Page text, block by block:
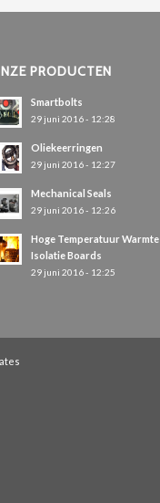
PRODUCTEN
Smartbolts
29 juni 2016 - 12:28
Oliekeerringen
29 juni 2016 - 12:27
Mechanical Seals
29 juni 2016 - 12:26
Hoge Temperatuur Warmte
Isolatie Boards
29 juni 2016 - 12:25